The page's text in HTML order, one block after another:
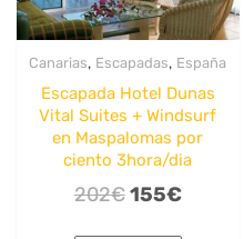
Canarias, Escapadas, España
Escapada Hotel Dunas
Vital Suites + Windsurf
en Maspalomas por
ciento 3hora/dia
202€El
155€El